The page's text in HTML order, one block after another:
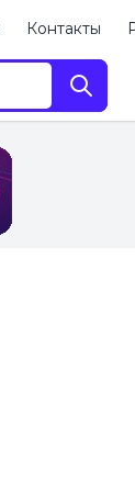
Контакты